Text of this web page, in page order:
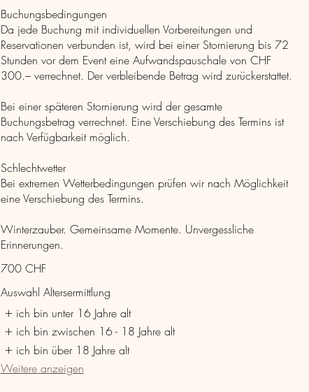
Buchungsbedingungen
Da jede Buchung mit individuellen Vorbereitungen und
Reservationen verbunden ist, wird bei einer Stornierung bis 72
Stunden vor dem Event eine Aufwandspauschale von CHF
300.– verrechnet. Der verbleibende Betrag wird zurückerstattet.
Bei einer späteren Stornierung wird der gesamte
Buchungsbetrag verrechnet. Eine Verschiebung des Termins ist
nach Verfügbarkeit möglich.
Schlechtwetter
Bei extremen Wetterbedingungen prüfen wir nach Möglichkeit
eine Verschiebung des Termins.
Winterzauber. Gemeinsame Momente. Unvergessliche
Erinnerungen.
700 CHF
Auswahl Altersermittlung
ich bin unter 16 Jahre alt
ich bin zwischen 16 - 18 Jahre alt
ich bin über 18 Jahre alt
Weitere anzeigen